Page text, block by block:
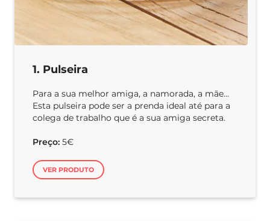
1. Pulseira
Para a sua melhor amiga, a namorada, a mãe…
Esta pulseira pode ser a prenda ideal até para a
colega de trabalho que é a sua amiga secreta.
Preço: 5€
VER PRODUTO